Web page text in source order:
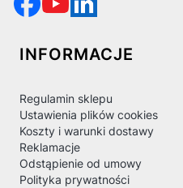
Linki w stopce
INFORMACJE
Regulamin sklepu
Ustawienia plików cookies
Koszty i warunki dostawy
Reklamacje
Odstąpienie od umowy
Polityka prywatności